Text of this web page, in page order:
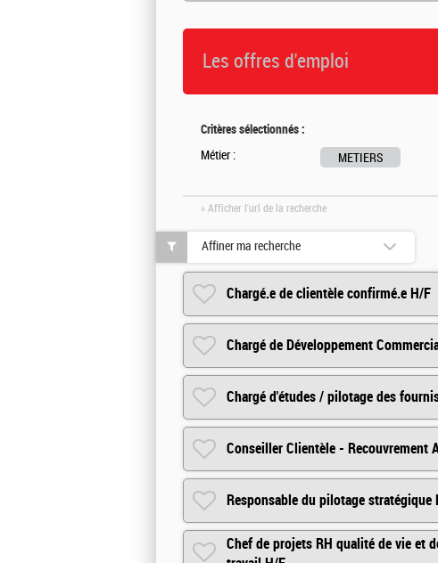
Les offres d'emploi
Critères sélectionnés :
Métier : METIERS
» Afficher l'url de la recherche
Chargé.e de clientèle confirmé.e H/F
Chargé de Développement
Chargé d'études / pilotage des
Conseiller Clientèle - Recouvrement
Responsable du pilotage stratégique
Chef de projets RH qualité de vie et
Affiner ma recherche